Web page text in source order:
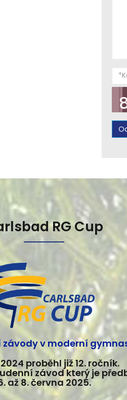
RG Cup
v moderní
proběhl již 12. ročník.
závod který je
až 8. června 2025.